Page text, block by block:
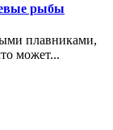
рыбы
плавниками,
может...